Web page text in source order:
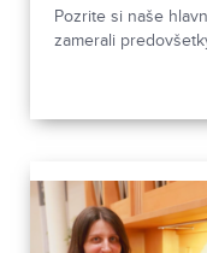
Pozrite si naše
zamerali